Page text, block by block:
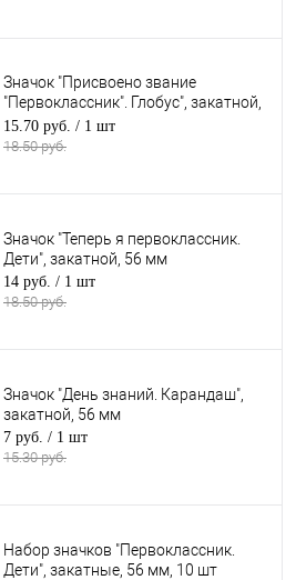
Значок "Присвоено звание
"Первоклассник". Глобус", закатной,
56 мм
15.70 руб. / 1 шт
18.50 руб.
Значок "Теперь я первоклассник.
Дети", закатной, 56 мм
14 руб. / 1 шт
18.50 руб.
Значок "День знаний. Карандаш",
закатной, 56 мм
7 руб. / 1 шт
15.30 руб.
Набор значков "Первоклассник.
Дети", закатные, 56 мм, 10 шт